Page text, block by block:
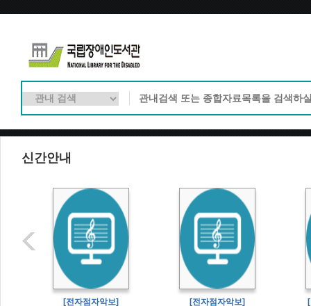
신간안내
[전자점자악보] [전자점자악보]